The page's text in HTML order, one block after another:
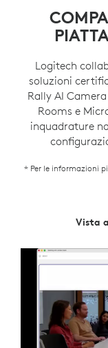
Vista
Logitech
soluzioni
Rally AI
Rooms e
inquadrature
* Per le informazioni